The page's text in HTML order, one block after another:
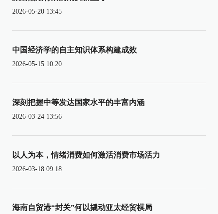
2026-05-20 13:45
中国经济学的自主知识体系构建成效
2026-05-15 10:20
深刻把握中等发达国家水平的丰富内涵
2026-03-24 13:56
以人为本，情绪消费如何激活消费市场活力
2026-03-18 09:18
海南自贸港“封关”何以撬动亚太经贸棋局